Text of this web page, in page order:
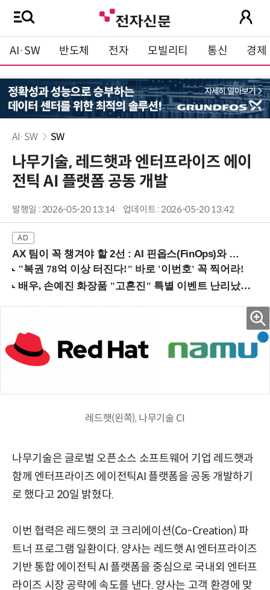
AI·SW 반도체 전자 모빌리티 통신 경제
AI·SW SW
나무기술, 레드햇과 엔터프라이즈 에이
전틱 AI 플랫폼 공동 개발
발행일 : 2026-05-20 13:14 업데이트 : 2026-05-20 13:42
AX 팀이 꼭 챙겨야 할 2선 : AI 핀옵스(FinOps)와 토큰 거버넌스 (8/21 잠실역)
레드햇(왼쪽), 나무기술 CI
나무기술은 글로벌 오픈소스 소프트웨어 기업 레드햇과
함께 엔터프라이즈 에이전틱AI 플랫폼을 공동 개발하기
로 했다고 20일 밝혔다.
이번 협력은 레드햇의 코 크리에이션(Co-Creation) 파
트너 프로그램 일환이다. 양사는 레드햇 AI 엔터프라이즈
기반 통합 에이전틱 AI 플랫폼을 중심으로 국내외 엔터프
라이즈 시장 공략에 속도를 낸다. 양사는 고객 환경에 맞